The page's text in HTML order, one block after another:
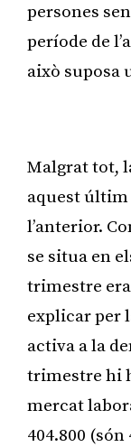
persones
període de
això suposa
Malgrat tot,
aquest
l’anterior.
se situa en
trimestre era
explicar per
activa a la
trimestre hi
mercat
404.800 (són